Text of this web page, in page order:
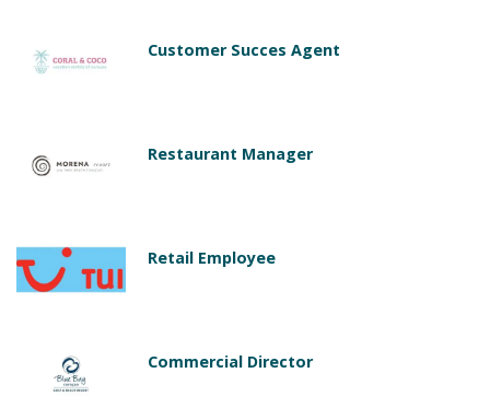
Customer Succes Agent
Restaurant Manager
Retail Employee
Commercial Director